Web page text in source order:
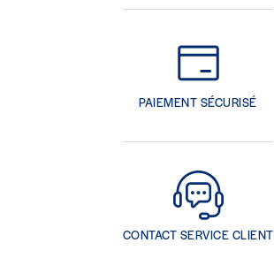
PAIEMENT SÉCURISÉ
CONTACT SERVICE CLIENT